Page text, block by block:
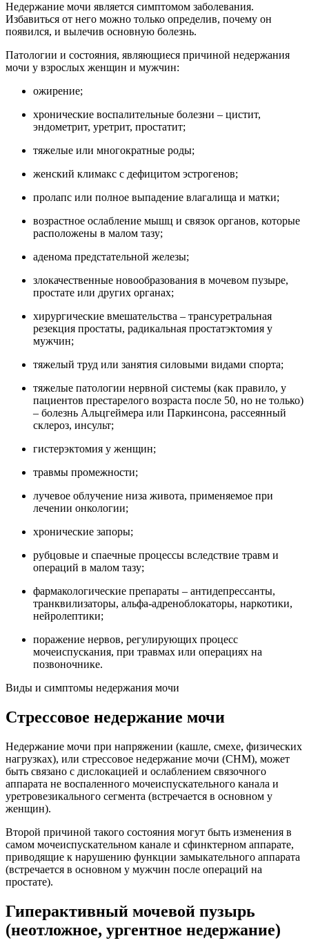
Недержание мочи является симптомом заболевания.
Избавиться от него можно только определив, почему он
появился, и вылечив основную болезнь.
Патологии и состояния, являющиеся причиной недержания
мочи у взрослых женщин и мужчин:
ожирение;
хронические воспалительные болезни – цистит,
эндометрит, уретрит, простатит;
тяжелые или многократные роды;
женский климакс с дефицитом эстрогенов;
пролапс или полное выпадение влагалища и матки;
возрастное ослабление мышц и связок органов, которые
расположены в малом тазу;
аденома предстательной железы;
злокачественные новообразования в мочевом пузыре,
простате или других органах;
хирургические вмешательства – трансуретральная
резекция простаты, радикальная простатэктомия у
мужчин;
тяжелый труд или занятия силовыми видами спорта;
тяжелые патологии нервной системы (как правило, у
пациентов престарелого возраста после 50, но не только)
– болезнь Альцгеймера или Паркинсона, рассеянный
склероз, инсульт;
гистерэктомия у женщин;
травмы промежности;
лучевое облучение низа живота, применяемое при
лечении онкологии;
хронические запоры;
рубцовые и спаечные процессы вследствие травм и
операций в малом тазу;
фармакологические препараты – антидепрессанты,
транквилизаторы, альфа-адреноблокаторы, наркотики,
нейролептики;
поражение нервов, регулирующих процесс
мочеиспускания, при травмах или операциях на
позвоночнике.
Виды и симптомы недержания мочи
Стрессовое недержание мочи
Недержание мочи при напряжении (кашле, смехе, физических
нагрузках), или стрессовое недержание мочи (СНМ), может
быть связано с дислокацией и ослаблением связочного
аппарата не воспаленного мочеиспускательного канала и
уретровезикального сегмента (встречается в основном у
женщин).
Второй причиной такого состояния могут быть изменения в
самом мочеиспускательном канале и сфинктерном аппарате,
приводящие к нарушению функции замыкательного аппарата
(встречается в основном у мужчин после операций на
простате).
Гиперактивный мочевой пузырь
(неотложное, ургентное недержание)